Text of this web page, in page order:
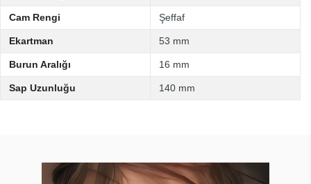
Cam Rengi Şeffaf
Ekartman 53 mm
Burun Aralığı 16 mm
Sap Uzunluğu 140 mm